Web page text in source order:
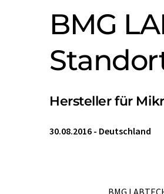
BMG
Hersteller für
30.08.2016 - Deutschland
BMG